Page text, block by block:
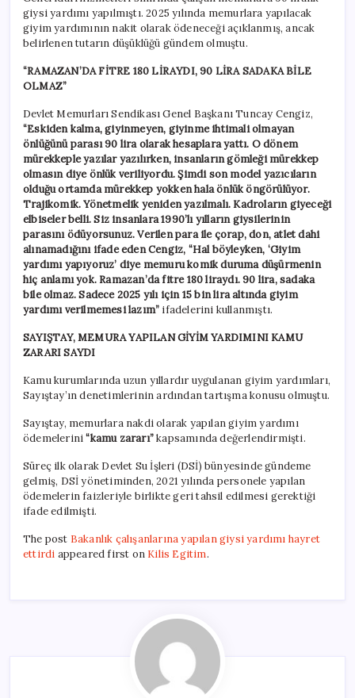
giysi yardımı yapılmıştı. 2025 yılında memurlara yapılacak
giyim yardımının nakit olarak ödeneceği açıklanmış, ancak
belirlenen tutarın düşüklüğü gündem olmuştu.
“RAMAZAN’DA FİTRE 180 LİRAYDI, 90 LİRA SADAKA BİLE
OLMAZ”
Devlet Memurları Sendikası Genel Başkanı Tuncay Cengiz,
“Eskiden kalma, giyinmeyen, giyinme ihtimali olmayan
önlüğünü parası 90 lira olarak hesaplara yattı. O dönem
mürekkeple yazılar yazılırken, insanların gömleği mürekkep
olmasın diye önlük veriliyordu. Şimdi son model yazıcıların
olduğu ortamda mürekkep yokken hala önlük öngörülüyor.
Trajikomik. Yönetmelik yeniden yazılmalı. Kadroların giyeceği
elbiseler belli. Siz insanlara 1990’lı yılların giysilerinin
parasını ödüyorsunuz.Verilen para ile çorap, don, atlet dahi
alınamadığını ifade eden Cengiz, “Hal böyleyken, ‘Giyim
yardımı yapıyoruz’ diye memuru komik duruma düşürmenin
hiç anlamı yok. Ramazan’da fitre 180 liraydı. 90 lira, sadaka
bile olmaz. Sadece 2025 yılı için 15 bin lira altında giyim
yardımı verilmemesi lazım” ifadelerini kullanmıştı.
SAYIŞTAY, MEMURA YAPILAN GİYİM YARDIMINI KAMU
ZARARI SAYDI
Kamu kurumlarında uzun yıllardır uygulanan giyim yardımları,
Sayıştay’ın denetimlerinin ardından tartışma konusu olmuştu.
Sayıştay, memurlara nakdi olarak yapılan giyim yardımı
ödemelerini“kamu zararı”kapsamında değerlendirmişti.
Süreç ilk olarak Devlet Su İşleri (DSİ) bünyesinde gündeme
gelmiş, DSİ yönetiminden, 2021 yılında personele yapılan
ödemelerin faizleriyle birlikte geri tahsil edilmesi gerektiği
ifade edilmişti.
The post Bakanlık çalışanlarına yapılan giysi yardımı hayret
ettirdi appeared first on Kilis Egitim.